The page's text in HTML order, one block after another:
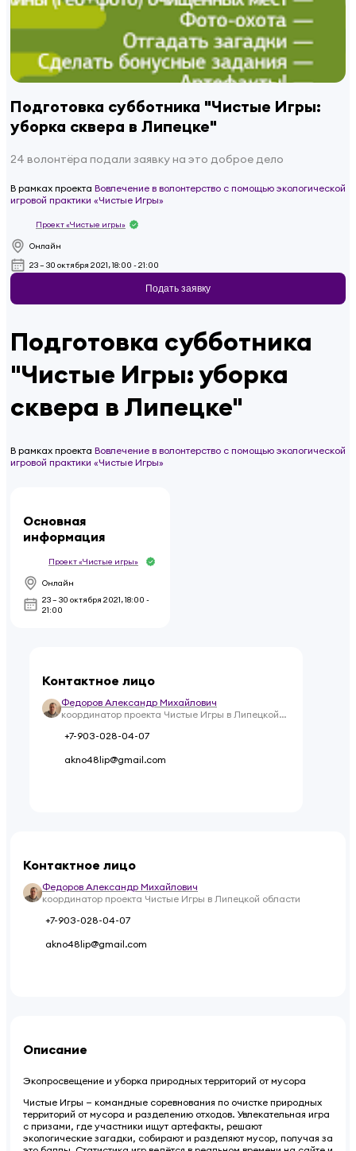
Подготовка субботника "Чистые Игры:
уборка сквера в Липецке"
24 волонтёра подали заявку на это доброе дело
В рамках проекта Вовлечение в волонтерство с помощью экологической
игровой практики «Чистые Игры»
Проект «Чистые игры»
Онлайн
23 – 30 октября 2021, 18:00 - 21:00
Подать заявку
Подготовка субботника
"Чистые Игры: уборка
сквера в Липецке"
В рамках проекта Вовлечение в волонтерство с помощью экологической
игровой практики «Чистые Игры»
Основная
информация
Проект «Чистые игры»
Онлайн
23 – 30 октября 2021,18:00 -
21:00
Контактное лицо
Федоров Александр Михайлович
координатор проекта Чистые Игры в Липецкой
+7-903-028-04-07
akno48lip@gmail.com
Контактное лицо
Федоров Александр Михайлович
координатор проекта Чистые Игры в Липецкой области
+7-903-028-04-07
akno48lip@gmail.com
Описание
Экопросвещение и уборка природных территорий от мусора
Чистые Игры — командные соревнования по очистке природных
территорий от мусора и разделению отходов. Увлекательная игра
с призами, где участники ищут артефакты, решают
экологические загадки, собирают и разделяют мусор, получая за